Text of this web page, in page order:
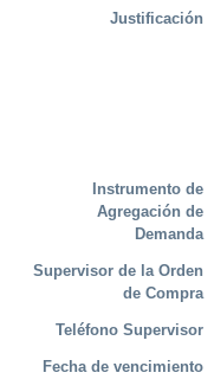
Justificación
Instrumento de
Agregación de
Demanda
Supervisor de la Orden
de Compra
Teléfono Supervisor
Fecha de vencimiento